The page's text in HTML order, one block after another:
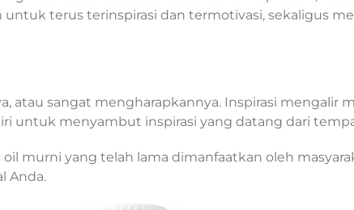
terus terinspirasi dan termotivasi, sekaligus
atau sangat mengharapkannya. Inspirasi mengalir
untuk menyambut inspirasi yang datang dari
murni yang telah lama dimanfaatkan oleh
Anda.